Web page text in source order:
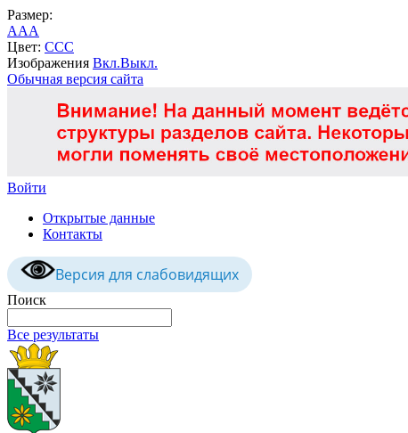
Размер:
AAA
Цвет: CCC
Изображения Вкл.Выкл.
Обычная версия сайта
Войти
Открытые данные
Контакты
Версия для слабовидящих
Поиск
Все результаты